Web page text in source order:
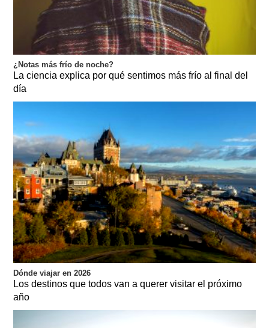
¿Notas más frío de noche?
La ciencia explica por qué sentimos más frío al final del
día
Dónde viajar en 2026
Los destinos que todos van a querer visitar el próximo
año